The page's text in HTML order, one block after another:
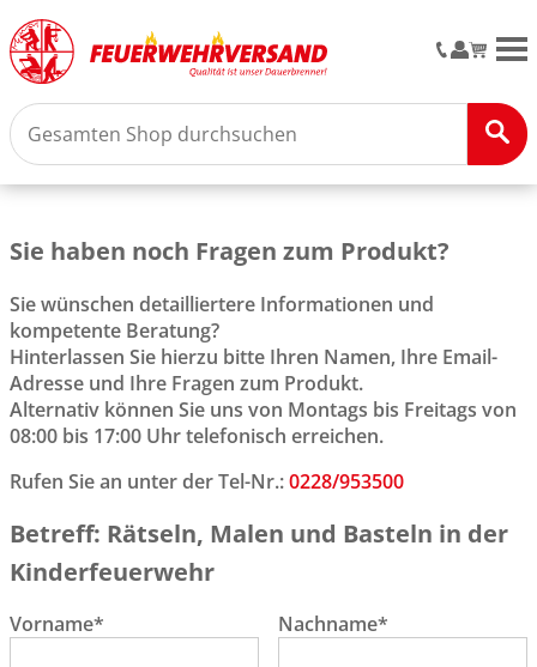
Sie haben noch Fragen zum Produkt?
Sie wünschen detailliertere Informationen und
kompetente Beratung?
Hinterlassen Sie hierzu bitte Ihren Namen, Ihre Email-
Adresse und Ihre Fragen zum Produkt.
Alternativ können Sie uns von Montags bis Freitags von
08:00 bis 17:00 Uhr telefonisch erreichen.
Rufen Sie an unter der Tel-Nr.:0228/953500
Betreff: Rätseln, Malen und Basteln in der
Kinderfeuerwehr
Vorname* Nachname*